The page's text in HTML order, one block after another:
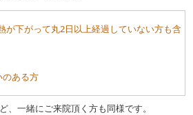
下がって丸2日以上経過していない方も含
のある方
、一緒にご来院頂く方も同様です。